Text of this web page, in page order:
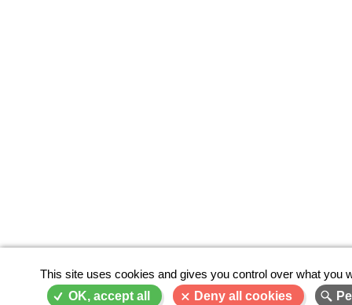
This site uses cookies and gives you control over what you
OK, accept all
Deny all cookies